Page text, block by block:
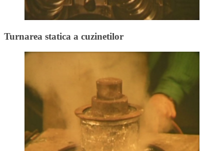
Turnarea statica a cuzinetilor